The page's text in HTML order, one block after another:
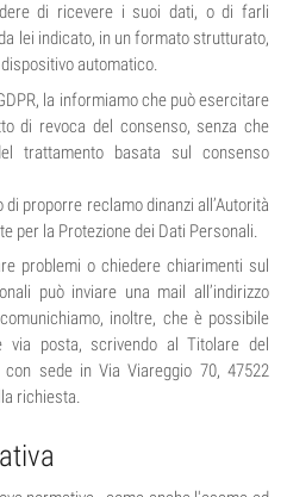
di ricevere i suoi dati, o di farli
lei indicato, in un formato strutturato,
dispositivo automatico.
la informiamo che può esercitare
di revoca del consenso, senza che
trattamento basata sul consenso
proporre reclamo dinanzi all’Autorità
per la Protezione dei Dati Personali.
problemi o chiedere chiarimenti sul
può inviare una mail all’indirizzo
inoltre, che è possibile
via posta, scrivendo al Titolare del
sede in Via Viareggio 70, 47522
richiesta.